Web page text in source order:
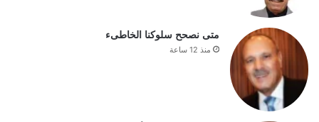
متى نصحح سلوكنا الخاطىء
منذ 12 ساعة